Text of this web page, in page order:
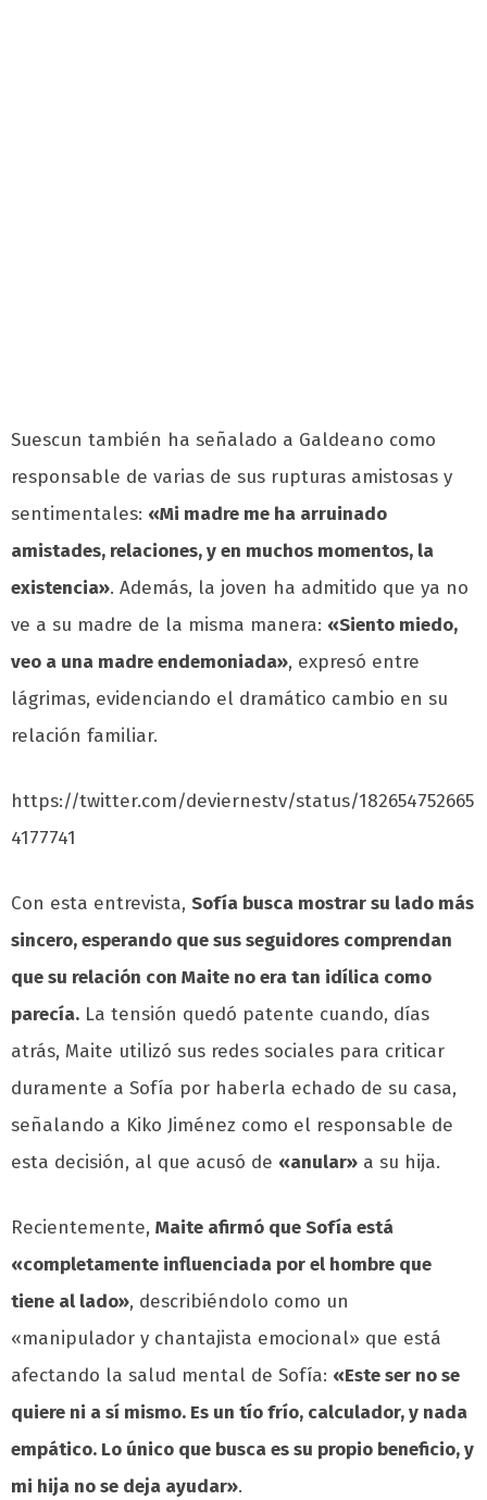
Suescun también ha señalado a Galdeano como
responsable de varias de sus rupturas amistosas y
sentimentales: «Mi madre me ha arruinado
amistades, relaciones, y en muchos momentos, la
existencia». Además, la joven ha admitido que ya no
ve a su madre de la misma manera: «Siento miedo,
veo a una madre endemoniada», expresó entre
lágrimas, evidenciando el dramático cambio en su
relación familiar.
https://twitter.com/deviernestv/status/182654752665
4177741
Con esta entrevista, Sofía busca mostrar su lado más
sincero, esperando que sus seguidores comprendan
que su relación con Maite no era tan idílica como
parecía. La tensión quedó patente cuando, días
atrás, Maite utilizó sus redes sociales para criticar
duramente a Sofía por haberla echado de su casa,
señalando a Kiko Jiménez como el responsable de
esta decisión, al que acusó de «anular» a su hija.
Recientemente, Maite afirmó que Sofía está
«completamente influenciada por el hombre que
tiene al lado», describiéndolo como un
«manipulador y chantajista emocional» que está
afectando la salud mental de Sofía: «Este ser no se
quiere ni a sí mismo. Es un tío frío, calculador, y nada
empático. Lo único que busca es su propio beneficio, y
mi hija no se deja ayudar».